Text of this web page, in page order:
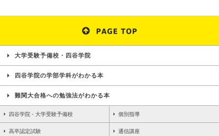
大学受験予備校・四谷学院
四谷学院の学部学科がわかる本
難関大合格への勉強法がわかる本
四谷学院 - 大学受験予備校 個別指導
高卒認定試験 通信講座